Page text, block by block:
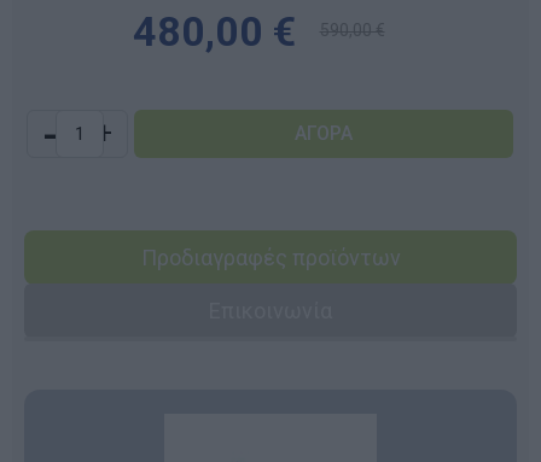
590,00 €
480,00 €
- +
Προδιαγραφές προϊόντων